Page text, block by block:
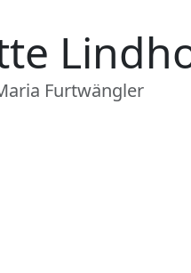
Furtwängler